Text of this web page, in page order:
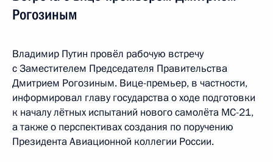
Рогозиным
Владимир Путин провёл рабочую встречу
с Заместителем Председателя Правительства
Дмитрием Рогозиным. Вице-премьер, в частности,
информировал главу государства о ходе подготовки
к началу лётных испытаний нового самолёта МС-21,
а также о перспективах создания по поручению
Президента Авиационной коллегии России.